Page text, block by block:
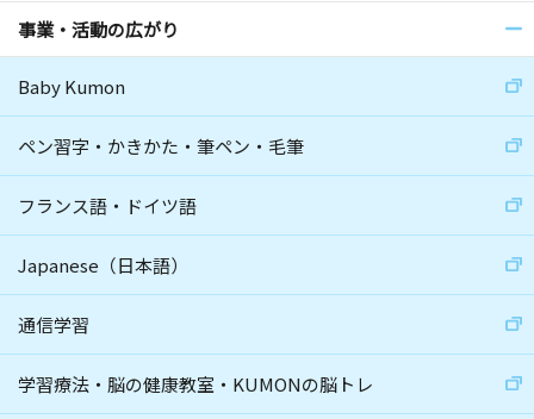
事業・活動の広がり
Baby Kumon
ペン習字・かきかた・筆ペン・毛筆
フランス語・ドイツ語
Japanese（日本語）
通信学習
学習療法・脳の健康教室・KUMONの脳トレ